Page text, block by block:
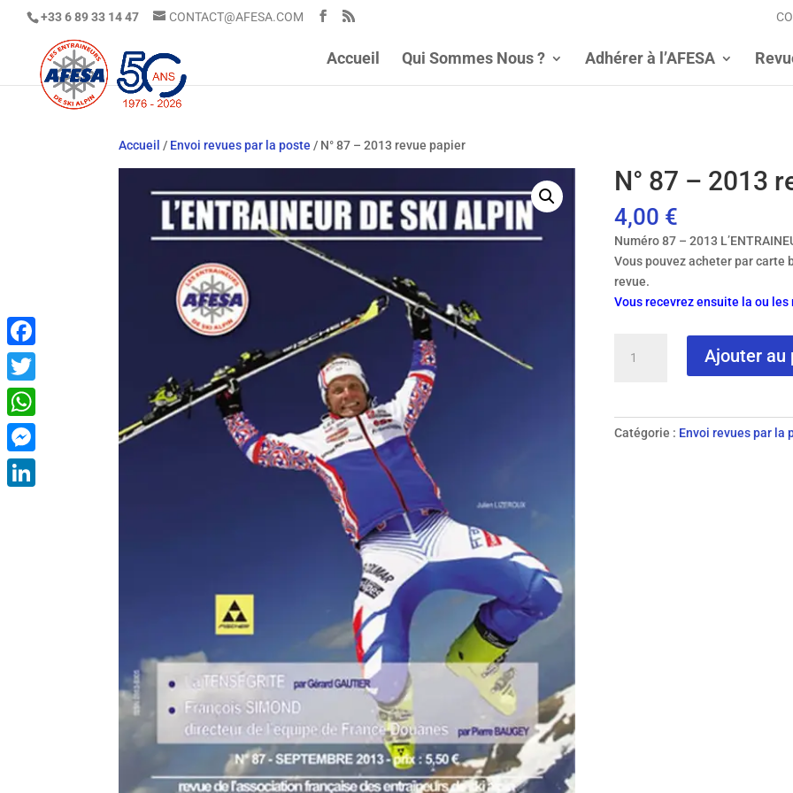
+33 6 89 33 14 47 CONTACT@AFESA.COM
Accueil Qui Sommes Nous ? Adhérer à l’AFESA
Accueil / Envoi revues par la poste / N° 87 – 2013 revue papier
N° 87 – 2013
4,00 €
Numéro 87 – 2013
Vous pouvez acheter par carte
revue.
Vous recevrez ensuite la ou
Ajouter au
Catégorie : Envoi revues par la
Facebook
Twitter
WhatsApp
Messenger